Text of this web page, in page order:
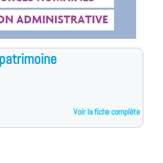
Voir la fiche complète